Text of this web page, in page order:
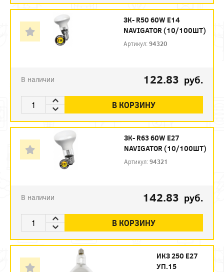
ЗК- R50 60W E14
NAVIGATOR (10/100ШТ)
Артикул:94320
В наличии 122.83 руб.
В КОРЗИНУ
ЗК- R63 60W E27
NAVIGATOR (10/100ШТ)
Артикул:94321
В наличии 142.83 руб.
В КОРЗИНУ
ИКЗ 250 Е27
УП.15